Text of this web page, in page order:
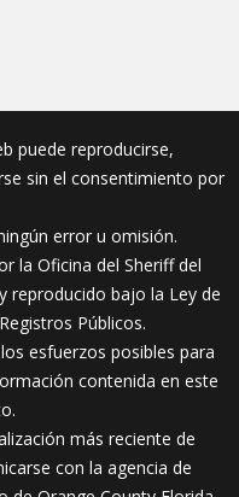
puede reproducirse,
sin el consentimiento por
error u omisión.
la Oficina del Sheriff del
reproducido bajo la Ley de
Públicos.
esfuerzos posibles para
contenida en este
más reciente de
con la agencia de